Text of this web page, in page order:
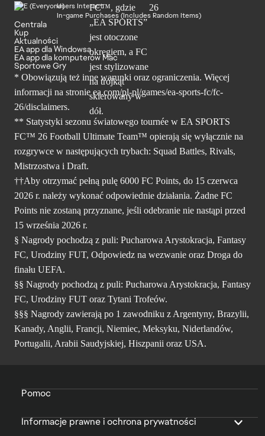
Users Interact
In-game Purchases (Includes Random Items)
Centrala
Kup
Aktualności
EA app dla Windowsa
EA app dla komputerów Mac
Sportowe Gry
* Obowiązują też inne warunki oraz ograniczenia. Więcej
informacji na stronie ea.com/pl-pl/games/ea-sports-fc/fc-
26/disclaimers.
** Statystyki sezonu światowego tournée w EA SPORTS
FC™ 26 Football Ultimate Team™ opierają się wyłącznie na
rozgrywce w następujących trybach: Squad Battles, Rivals,
Mistrzostwa i Draft.
††Aby otrzymać pełną pulę 6000 FC Points, do 15 czerwca
2026 r. należy wykonać odpowiednie działania. Żadne FC
Points nie zostaną przyznane, jeśli odebranie nie nastąpi przed
15 września 2026 r.
§ Nagrody pochodzą z puli: Pucharowa Arystokracja, Fantasy
FC, Urodziny FUT, Odpowiedz na wezwanie oraz Droga do
finału UEFA.
§§ Nagrody pochodzą z puli: Pucharowa Arystokracja, Fantasy
FC, Urodziny FUT oraz Tytani Trofeów.
§§§ Nagrody zawierają po 1 zawodniku z Argentyny, Brazylii,
Kanady, Anglii, Francji, Niemiec, Meksyku, Niderlandów,
Portugalii, Arabii Saudyjskiej, Hiszpanii oraz USA.
Pomoc
Informacje prawne i ochrona prywatności